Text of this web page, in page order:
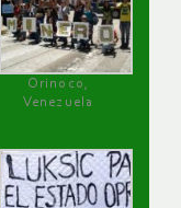
Orinoco,
Venezuela